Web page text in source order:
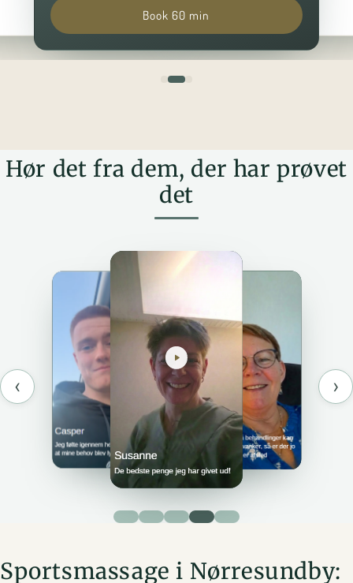
Book 60 min
Hør det fra dem, der har prøvet
det
‹ ›
Sportsmassage i Nørresundby: